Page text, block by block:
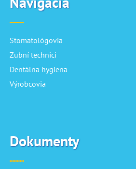
Stomatológovia
Zubní technici
Dentálna hygiena
Výrobcovia
Dokumenty